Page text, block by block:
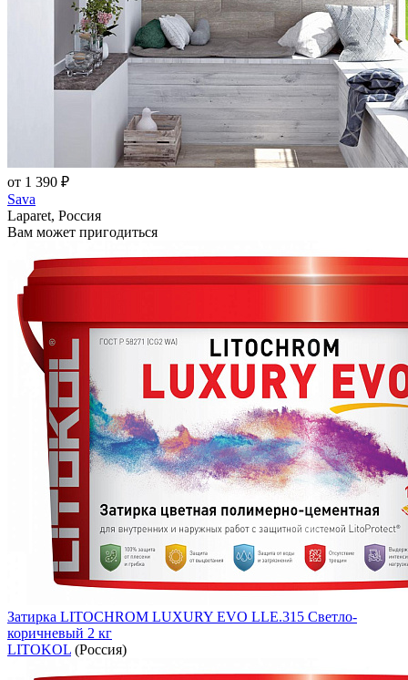
от 1 390 ₽
Sava
Laparet, Россия
Вам может пригодиться
Затирка LITOCHROM LUXURY EVO LLE.315 Светло-
коричневый 2 кг
LITOKOL (Россия)